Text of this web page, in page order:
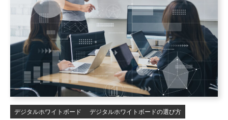
デジタルホワイトボード デジタルホワイトボードの選び方